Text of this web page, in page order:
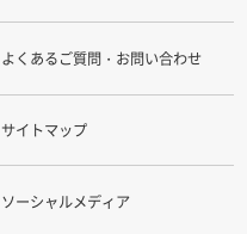
よくあるご質問・お問い合わせ
サイトマップ
ソーシャルメディア